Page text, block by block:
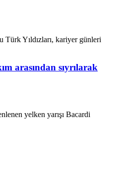
Yıldızları, kariyer günleri
arasından sıyrılarak
yelken yarışı Bacardi